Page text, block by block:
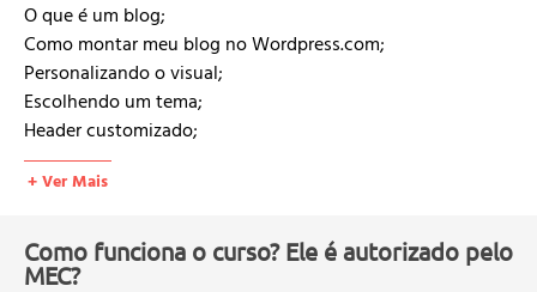
O que é um blog;
Como montar meu blog no Wordpress.com;
Personalizando o visual;
Escolhendo um tema;
Header customizado;
Widgets;
Como começo a abastecer o meu blog;
Categorias e tags;
Programando posts;
+ Ver Mais
Como funciona o curso? Ele é autorizado pelo
MEC?